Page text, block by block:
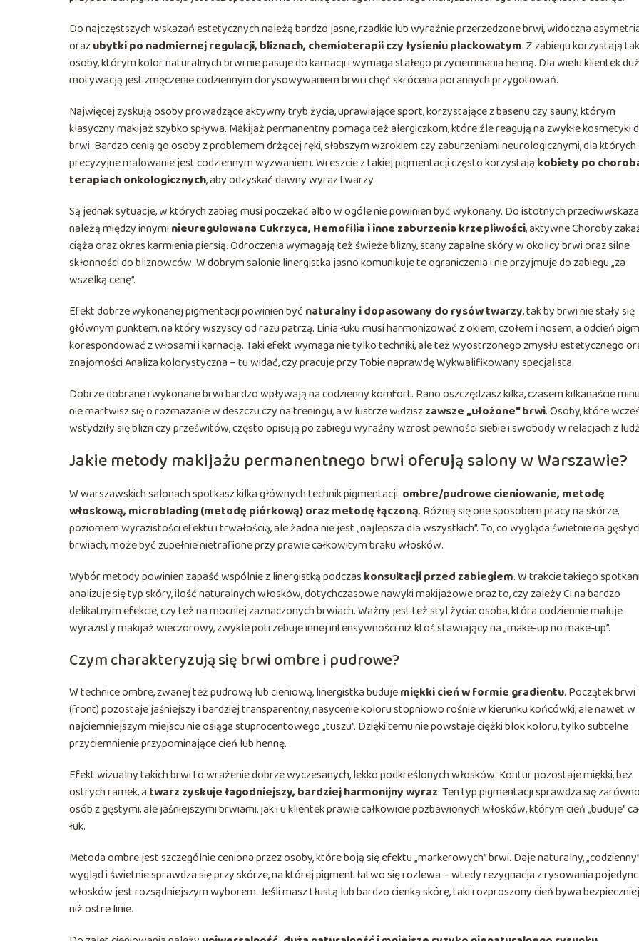
Do najczęstszych wskazań estetycznych należą bardzo jasne, rzadkie lub wyraźnie przerzedzone brwi, widoczna
orazubytki po nadmiernej regulacji, bliznach, chemioterapii czy łysieniu plackowatym. Z zabiegu korzystają
osoby, którym kolor naturalnych brwi nie pasuje do karnacji i wymaga stałego przyciemniania henną. Dla wielu klientek
motywacją jest zmęczenie codziennym dorysowywaniem brwi i chęć skrócenia porannych przygotowań.
Najwięcej zyskują osoby prowadzące aktywny tryb życia, uprawiające sport, korzystające z basenu czy sauny, którym
klasyczny makijaż szybko spływa. Makijaż permanentny pomaga też alergiczkom, które źle reagują na zwykłe kosmetyki
brwi. Bardzo cenią go osoby z problemem drżącej ręki, słabszym wzrokiem czy zaburzeniami neurologicznymi, dla których
precyzyjne malowanie jest codziennym wyzwaniem. Wreszcie z takiej pigmentacji często korzystają kobiety po
terapiach onkologicznych, aby odzyskać dawny wyraz twarzy.
Są jednak sytuacje, w których zabieg musi poczekać albo w ogóle nie powinien być wykonany. Do istotnych
należą między innymi nieuregulowana Cukrzyca, Hemofilia i inne zaburzenia krzepliwości, aktywne Choroby
ciąża oraz okres karmienia piersią. Odroczenia wymagają też świeże blizny, stany zapalne skóry w okolicy brwi oraz silne
skłonności do bliznowców. W dobrym salonie linergistka jasno komunikuje te ograniczenia i nie przyjmuje do zabiegu „za
wszelką cenę”.
Efekt dobrze wykonanej pigmentacji powinien być naturalny i dopasowany do rysów twarzy, tak by brwi nie stały się
głównym punktem, na który wszyscy od razu patrzą. Linia łuku musi harmonizować z okiem, czołem i nosem, a odcień
korespondować z włosami i karnacją. Taki efekt wymaga nie tylko techniki, ale też wyostrzonego zmysłu estetycznego
znajomości Analiza kolorystyczna – tu widać, czy pracuje przy Tobie naprawdę Wykwalifikowany specjalista.
Dobrze dobrane i wykonane brwi bardzo wpływają na codzienny komfort. Rano oszczędzasz kilka, czasem kilkanaście
nie martwisz się o rozmazanie w deszczu czy na treningu, a w lustrze widziszzawsze „ułożone” brwi. Osoby, które
wstydziły się blizn czy prześwitów, często opisują po zabiegu wyraźny wzrost pewności siebie i swobody w relacjach z
Jakie metody makijażu permanentnego brwi oferują salony w Warszawie?
W warszawskich salonach spotkasz kilka głównych technik pigmentacji: ombre/pudrowe cieniowanie, metodę
włoskową, microblading (metodę piórkową) oraz metodę łączoną. Różnią się one sposobem pracy na skórze,
poziomem wyrazistości efektu i trwałością, ale żadna nie jest „najlepsza dla wszystkich”. To, co wygląda świetnie na
brwiach, może być zupełnie nietrafione przy prawie całkowitym braku włosków.
Wybór metody powinien zapaść wspólnie z linergistką podczas konsultacji przed zabiegiem. W trakcie takiego
analizuje się typ skóry, ilość naturalnych włosków, dotychczasowe nawyki makijażowe oraz to, czy zależy Ci na bardzo
delikatnym efekcie, czy też na mocniej zaznaczonych brwiach. Ważny jest też styl życia: osoba, która codziennie maluje
wyrazisty makijaż wieczorowy, zwykle potrzebuje innej intensywności niż ktoś stawiający na „make-up no make-up”.
Czym charakteryzują się brwi ombre i pudrowe?
W technice ombre, zwanej też pudrową lub cieniową, linergistka budujemiękki cień w formie gradientu. Początek brwi
(front) pozostaje jaśniejszy i bardziej transparentny, nasycenie koloru stopniowo rośnie w kierunku końcówki, ale nawet w
najciemniejszym miejscu nie osiąga stuprocentowego „tuszu”. Dzięki temu nie powstaje ciężki blok koloru, tylko subtelne
przyciemnienie przypominające cień lub hennę.
Efekt wizualny takich brwi to wrażenie dobrze wyczesanych, lekko podkreślonych włosków. Kontur pozostaje miękki, bez
ostrych ramek, a twarz zyskuje łagodniejszy, bardziej harmonijny wyraz. Ten typ pigmentacji sprawdza się
osób z gęstymi, ale jaśniejszymi brwiami, jak i u klientek prawie całkowicie pozbawionych włosków, którym cień „buduje”
łuk.
Metoda ombre jest szczególnie ceniona przez osoby, które boją się efektu „markerowych” brwi. Daje naturalny, „codzienny”
wygląd i świetnie sprawdza się przy skórze, na której pigment łatwo się rozlewa – wtedy rezygnacja z rysowania
włosków jest rozsądniejszym wyborem. Jeśli masz tłustą lub bardzo cienką skórę, taki rozproszony cień bywa
niż ostre linie.